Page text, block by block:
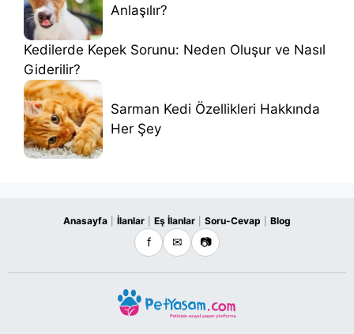
Anlaşılır?
Kedilerde Kepek Sorunu: Neden Oluşur ve Nasıl
Giderilir?
Sarman Kedi Özellikleri Hakkında
Her Şey
Anasayfa İlanlar Eş İlanlar Soru-Cevap Blog
f ✉ 📷